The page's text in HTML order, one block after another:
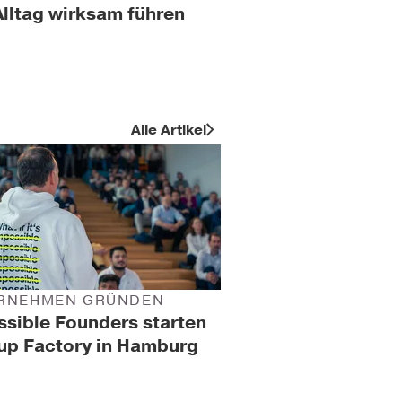
wirksam führen
Alle Artikel
Founders starten
Factory in Hamburg
GRÜNDEN